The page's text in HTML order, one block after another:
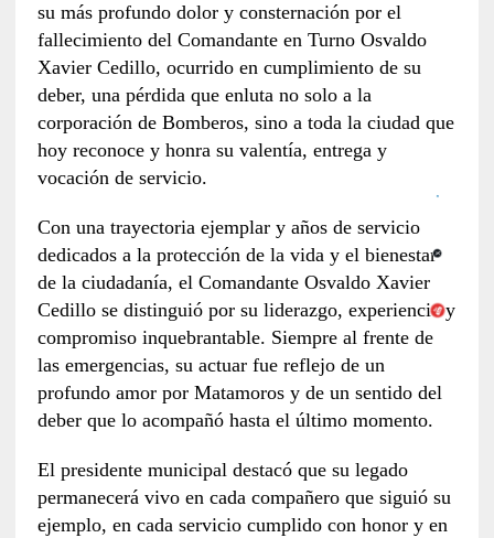
su más profundo dolor y consternación por el
fallecimiento del Comandante en Turno Osvaldo
Xavier Cedillo, ocurrido en cumplimiento de su
deber, una pérdida que enluta no solo a la
corporación de Bomberos, sino a toda la ciudad que
hoy reconoce y honra su valentía, entrega y
vocación de servicio.
Con una trayectoria ejemplar y años de servicio
dedicados a la protección de la vida y el bienestar
de la ciudadanía, el Comandante Osvaldo Xavier
Cedillo se distinguió por su liderazgo, experiencia y
compromiso inquebrantable. Siempre al frente de
las emergencias, su actuar fue reflejo de un
profundo amor por Matamoros y de un sentido del
deber que lo acompañó hasta el último momento.
El presidente municipal destacó que su legado
permanecerá vivo en cada compañero que siguió su
ejemplo, en cada servicio cumplido con honor y en